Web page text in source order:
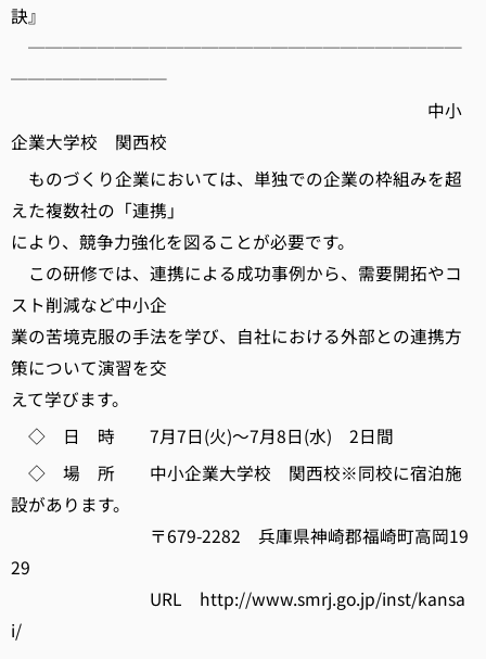
訣』
─────────────────────────
─────────
中小
企業大学校 関西校
ものづくり企業においては、単独での企業の枠組みを超
えた複数社の「連携」
により、競争力強化を図ることが必要です。
この研修では、連携による成功事例から、需要開拓やコ
スト削減など中小企
業の苦境克服の手法を学び、自社における外部との連携方
策について演習を交
えて学びます。
◇ 日 時 7月7日(火)～7月8日(水) 2日間
◇ 場 所 中小企業大学校 関西校※同校に宿泊施
設があります。
〒679-2282 兵庫県神崎郡福崎町高岡19
29
URL http://www.smrj.go.jp/inst/kansa
i/